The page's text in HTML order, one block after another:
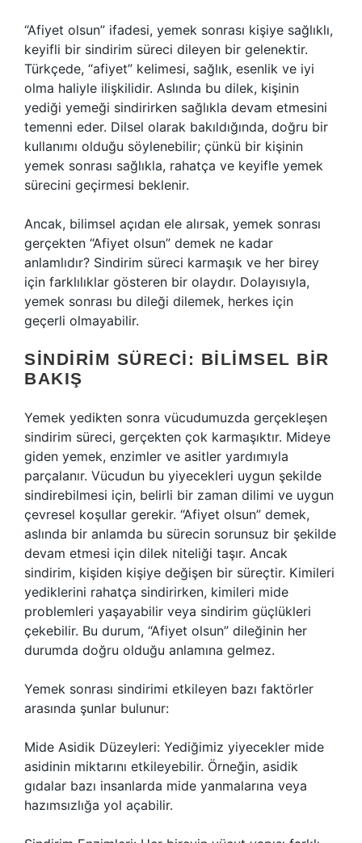
“Afiyet olsun” ifadesi, yemek sonrası kişiye sağlıklı,
keyifli bir sindirim süreci dileyen bir gelenektir.
Türkçede, “afiyet” kelimesi, sağlık, esenlik ve iyi
olma haliyle ilişkilidir. Aslında bu dilek, kişinin
yediği yemeği sindirirken sağlıkla devam etmesini
temenni eder. Dilsel olarak bakıldığında, doğru bir
kullanımı olduğu söylenebilir; çünkü bir kişinin
yemek sonrası sağlıkla, rahatça ve keyifle yemek
sürecini geçirmesi beklenir.
Ancak, bilimsel açıdan ele alırsak, yemek sonrası
gerçekten “Afiyet olsun” demek ne kadar
anlamlıdır? Sindirim süreci karmaşık ve her birey
için farklılıklar gösteren bir olaydır. Dolayısıyla,
yemek sonrası bu dileği dilemek, herkes için
geçerli olmayabilir.
SINDIRIM SÜRECI: BILIMSEL BIR
BAKIŞ
Yemek yedikten sonra vücudumuzda gerçekleşen
sindirim süreci, gerçekten çok karmaşıktır. Mideye
giden yemek, enzimler ve asitler yardımıyla
parçalanır. Vücudun bu yiyecekleri uygun şekilde
sindirebilmesi için, belirli bir zaman dilimi ve uygun
çevresel koşullar gerekir. “Afiyet olsun” demek,
aslında bir anlamda bu sürecin sorunsuz bir şekilde
devam etmesi için dilek niteliği taşır. Ancak
sindirim, kişiden kişiye değişen bir süreçtir. Kimileri
yediklerini rahatça sindirirken, kimileri mide
problemleri yaşayabilir veya sindirim güçlükleri
çekebilir. Bu durum, “Afiyet olsun” dileğinin her
durumda doğru olduğu anlamına gelmez.
Yemek sonrası sindirimi etkileyen bazı faktörler
arasında şunlar bulunur:
Mide Asidik Düzeyleri: Yediğimiz yiyecekler mide
asidinin miktarını etkileyebilir. Örneğin, asidik
gıdalar bazı insanlarda mide yanmalarına veya
hazımsızlığa yol açabilir.